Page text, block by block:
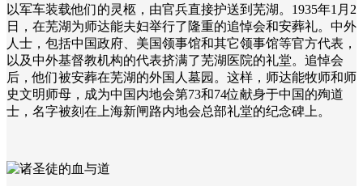
以军车装载他们的灵柩，由官兵直接护送到芜湖。1935年1月2
日，在芜湖为师达能夫妇举行了隆重的追悼会和安葬礼。中外
人士，包括中国政府、美国领事馆和其它领事馆等官方代表，
以及中外基督教机构的代表挤满了芜湖医院的礼堂。追悼会
后，他们被安葬在芜湖的外国人墓园。这样，师达能牧师和师
史文明师母，成为中国内地会第73和74位献身于中国的殉道
士，名字被刻在上海新闸路内地会总部礼堂的纪念碑上。